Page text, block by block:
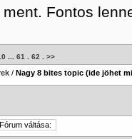
ment. Fontos
61 62 >>
/ Nagy 8 bites topic (ide jöhet